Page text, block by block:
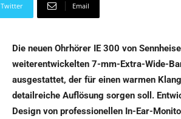
Twitter Email
Die neuen Ohrhörer IE 300 von
weiterentwickelten 7-mm-Extra-Wide-
ausgestattet, der für einen warmen
detailreiche Auflösung sorgen soll.
Design von professionellen In-Ear-